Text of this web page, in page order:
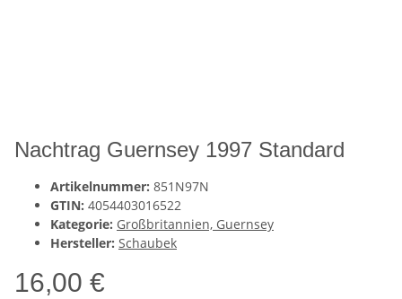
Nachtrag Guernsey 1997 Standard
Artikelnummer: 851N97N
GTIN: 4054403016522
Kategorie: Großbritannien, Guernsey
Hersteller: Schaubek
16,00 €